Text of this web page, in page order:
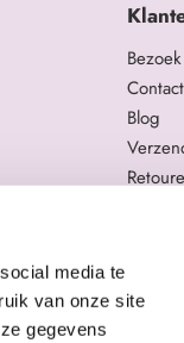
media te
van onze site
gegevens
Contact
Blog